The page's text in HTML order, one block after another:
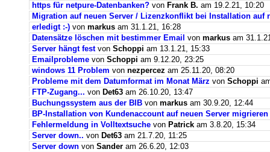
https für netpure-Datenbanken? von Frank B. am 19.2.21, 10:20
Migration auf neuen Server / Lizenzkonflikt bei Installation auf
erledigt :-) von markus am 31.1.21, 16:28
Datensätze löschen mit bestimmer Email von markus am
Server hängt festvon Schoppi am 13.1.21, 15:33
Emailprobleme von Schoppi am 9.12.20, 23:25
windows 11 Problem von nezpercez am 25.11.20, 08:20
Probleme mit dem Datumformat im Monat März von Schoppi
FTP-Zugang... von Det63 am 26.10.20, 13:47
Buchungssystem aus der BIB von markus am 30.9.20, 12:44
BP-Installation von Kundenaccount auf neuen Server migrieren
Fehlermeldung in Volltextsuche von Patrick am 3.8.20, 15:34
Server down.. von Det63 am 21.7.20, 11:25
Server down von Sander am 26.6.20, 12:03